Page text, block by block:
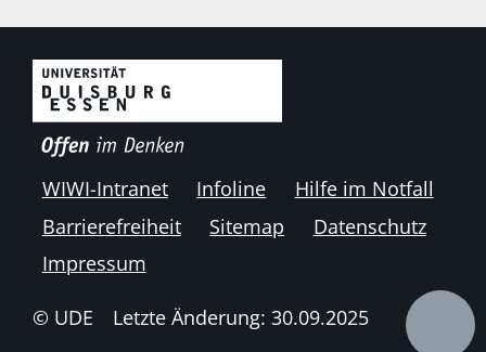
WIWI-Intranet Infoline
Hilfe im Notfall
Barrierefreiheit
Sitemap
Datenschutz
Impressum
© UDE Letzte Änderung: 30.09.2025